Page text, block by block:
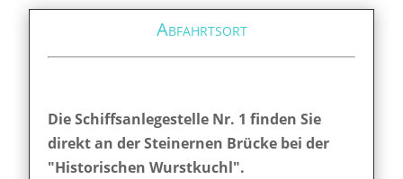
Abfahrtsort
Die Schiffsanlegestelle Nr. 1 finden Sie
direkt an der Steinernen Brücke bei der
"Historischen Wurstkuchl".